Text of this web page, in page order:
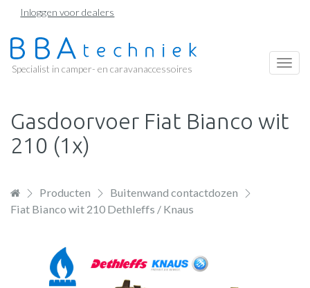
Overslaan
naar
de
Inloggen voor dealers
Specialist in camper- en caravanaccessoires
Gasdoorvoer Fiat Bianco wit
210 (1x)
Producten
Buitenwand contactdozen
Fiat Bianco wit 210 Dethleffs / Knaus